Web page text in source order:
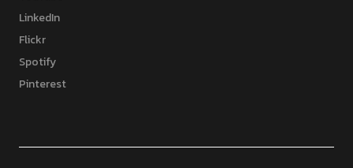
LinkedIn
Flickr
Spotify
Pinterest